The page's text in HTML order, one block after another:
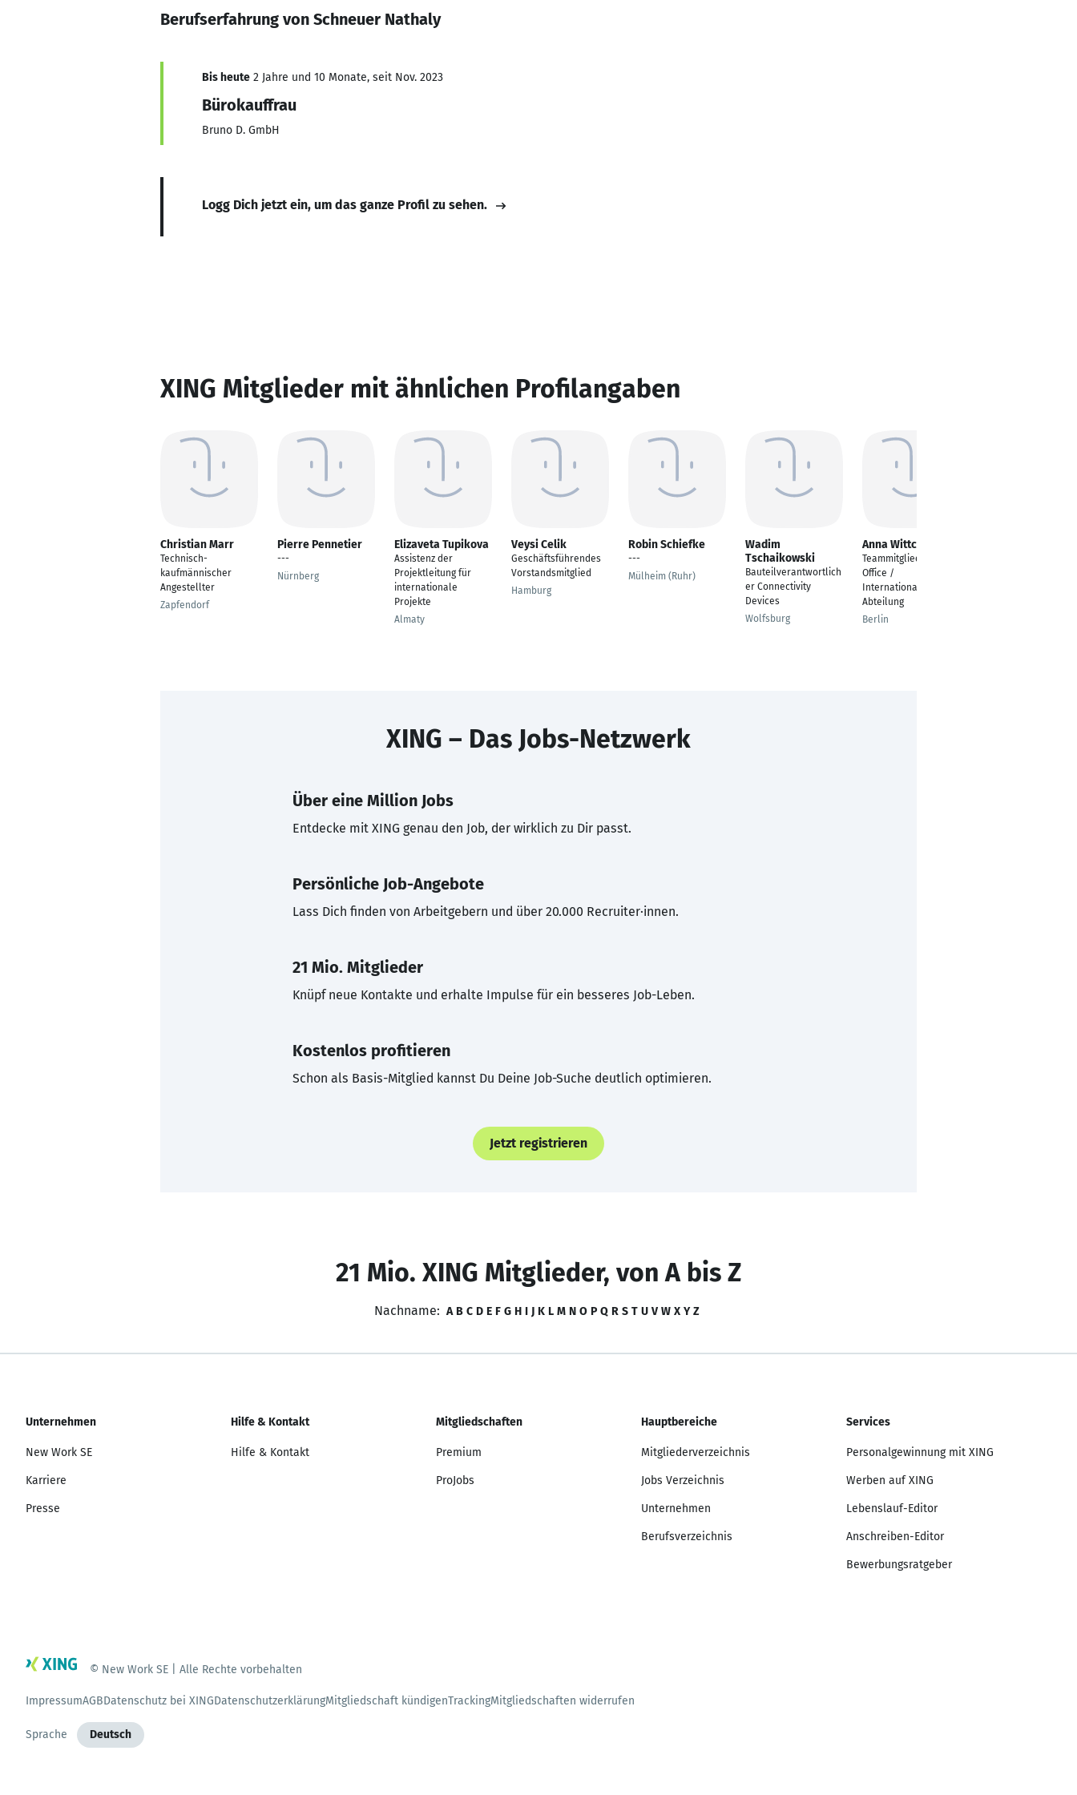
Berufserfahrung von Schneuer Nathaly
Bis heute 2 Jahre und 10 Monate, seit Nov. 2023
Bürokauffrau
Bruno D. GmbH
Logg Dich jetzt ein, um das ganze Profil zu sehen.
XING Mitglieder mit ähnlichen Profilangaben
Christian Marr
Technisch-
kaufmännischer
Angestellter
Zapfendorf
Pierre Pennetier
---
Nürnberg
Elizaveta Tupikova
Assistenz der
Projektleitung für
internationale
Projekte
Almaty
Veysi Celik
Geschäftsführendes
Vorstandsmitglied
Hamburg
Robin Schiefke
---
Mülheim (Ruhr)
Wadim
Tschaikowski
Bauteilverantwortlich
er Connectivity
Devices
Wolfsburg
Anna Wittchen
Teammitglied Front
Office /
Internationale
Abteilung
Berlin
XING – Das Jobs-Netzwerk
Über eine Million Jobs
Entdecke mit XING genau den Job, der wirklich zu Dir passt.
Persönliche Job-Angebote
Lass Dich finden von Arbeitgebern und über 20.000 Recruiter·innen.
21 Mio. Mitglieder
Knüpf neue Kontakte und erhalte Impulse für ein besseres Job-Leben.
Kostenlos profitieren
Schon als Basis-Mitglied kannst Du Deine Job-Suche deutlich optimieren.
Jetzt registrieren
21 Mio. XING Mitglieder, von A bis Z
Nachname: A B C D E F G H I J K L M N O P Q R S T U V W X Y Z
Unternehmen
New Work SE
Karriere
Presse
Hilfe & Kontakt
Hilfe & Kontakt
Mitgliedschaften
Premium
ProJobs
Hauptbereiche
Mitgliederverzeichnis
Jobs Verzeichnis
Unternehmen
Berufsverzeichnis
Services
Personalgewinnung mit XING
Werben auf XING
Lebenslauf-Editor
Anschreiben-Editor
Bewerbungsratgeber
© New Work SE | Alle Rechte vorbehalten
ImpressumAGBDatenschutz bei XINGDatenschutzerklärungMitgliedschaft kündigenTrackingMitgliedschaften widerrufen
Sprache Deutsch